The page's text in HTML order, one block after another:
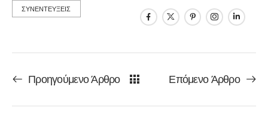
ΣΥΝΕΝΤΕΥΞΕΙΣ
Προηγούμενο Άρθρο Επόμενο Άρθρο